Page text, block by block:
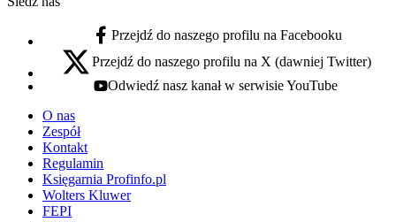
facebook - otwiera się w nowej karcie
Przejdź do naszego profilu na Facebooku
x - otwiera się w nowej karcie
Przejdź do naszego profilu na X (dawniej Twitter)
youtube - otwiera się w nowej karcie
Odwiedź nasz kanał w serwisie YouTube
O nas
Zespół
Kontakt
Regulamin
Księgarnia Profinfo.pl
Wolters Kluwer
FEPI